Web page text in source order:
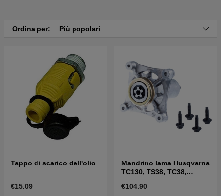
Ordina per: Più popolari
Tappo di scarico dell'olio
€15.09
Mandrino lama Husqvarna
TC130, TS38, TC38,
€104.90